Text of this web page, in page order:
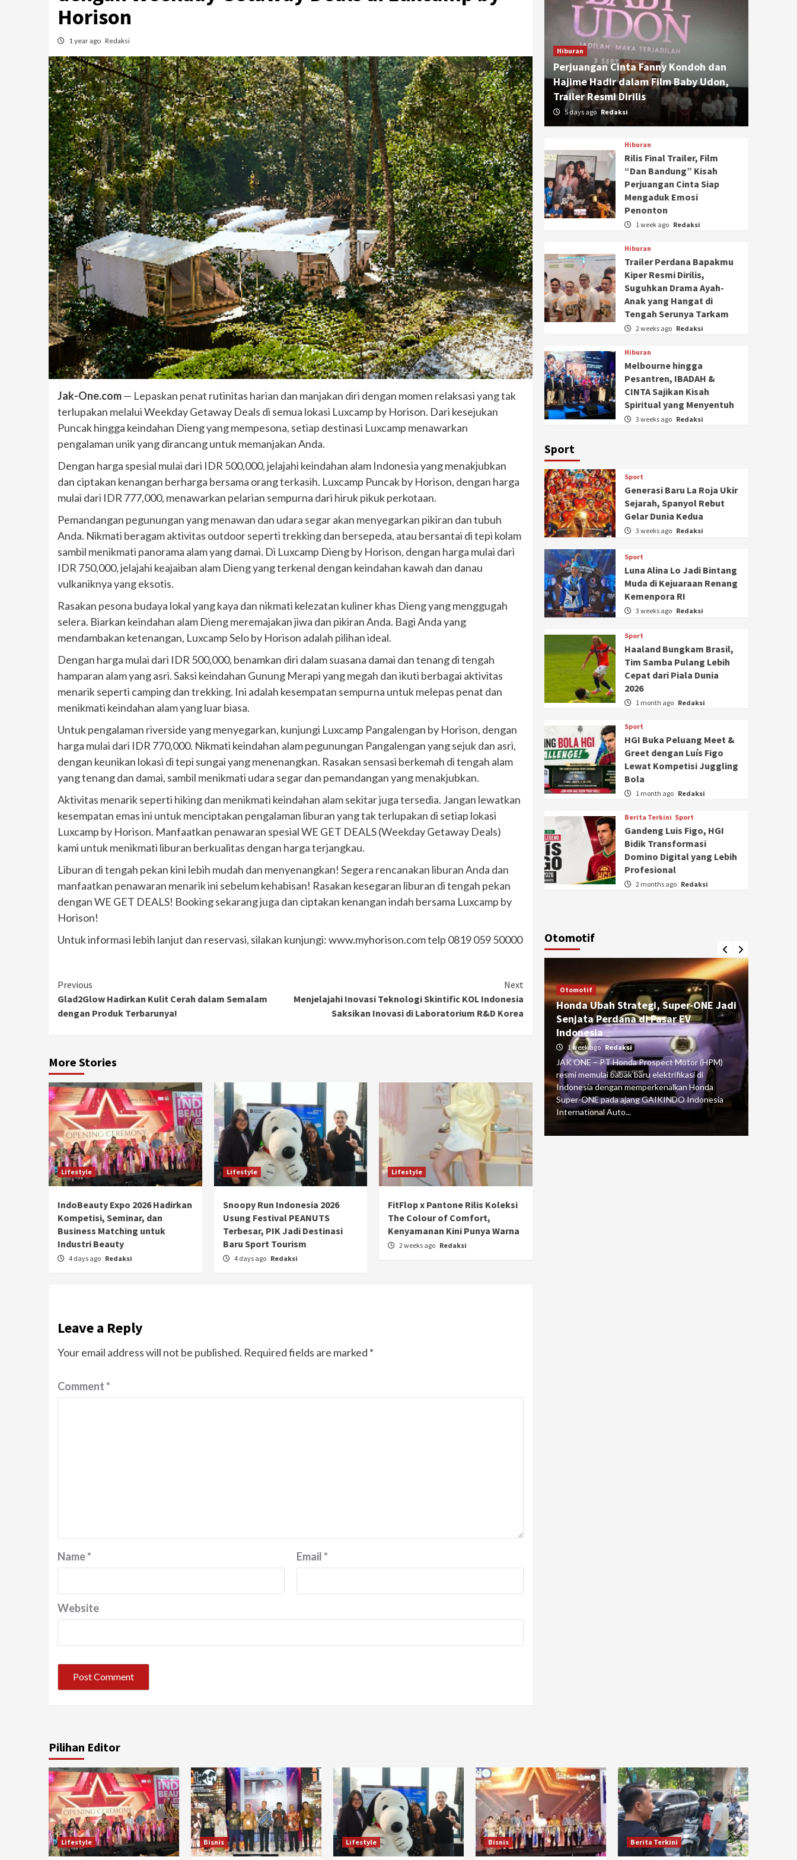
Horison
1 year ago Redaksi
Jak-One.com— Lepaskan penat rutinitas harian dan manjakan diri dengan momen relaksasi yang tak
terlupakan melalui Weekday Getaway Deals di semua lokasi Luxcamp by Horison. Dari kesejukan
Puncak hingga keindahan Dieng yang mempesona, setiap destinasi Luxcamp menawarkan
pengalaman unik yang dirancang untuk memanjakan Anda.
Dengan harga spesial mulai dari IDR 500,000, jelajahi keindahan alam Indonesia yang menakjubkan
dan ciptakan kenangan berharga bersama orang terkasih. Luxcamp Puncak by Horison, dengan harga
mulai dari IDR 777,000, menawarkan pelarian sempurna dari hiruk pikuk perkotaan.
Pemandangan pegunungan yang menawan dan udara segar akan menyegarkan pikiran dan tubuh
Anda. Nikmati beragam aktivitas outdoor seperti trekking dan bersepeda, atau bersantai di tepi kolam
sambil menikmati panorama alam yang damai. Di Luxcamp Dieng by Horison, dengan harga mulai dari
IDR 750,000, jelajahi keajaiban alam Dieng yang terkenal dengan keindahan kawah dan danau
vulkaniknya yang eksotis.
Rasakan pesona budaya lokal yang kaya dan nikmati kelezatan kuliner khas Dieng yang menggugah
selera. Biarkan keindahan alam Dieng meremajakan jiwa dan pikiran Anda. Bagi Anda yang
mendambakan ketenangan, Luxcamp Selo by Horison adalah pilihan ideal.
Dengan harga mulai dari IDR 500,000, benamkan diri dalam suasana damai dan tenang di tengah
hamparan alam yang asri. Saksi keindahan Gunung Merapi yang megah dan ikuti berbagai aktivitas
menarik seperti camping dan trekking. Ini adalah kesempatan sempurna untuk melepas penat dan
menikmati keindahan alam yang luar biasa.
Untuk pengalaman riverside yang menyegarkan, kunjungi Luxcamp Pangalengan by Horison, dengan
harga mulai dari IDR 770,000. Nikmati keindahan alam pegunungan Pangalengan yang sejuk dan asri,
dengan keunikan lokasi di tepi sungai yang menenangkan. Rasakan sensasi berkemah di tengah alam
yang tenang dan damai, sambil menikmati udara segar dan pemandangan yang menakjubkan.
Aktivitas menarik seperti hiking dan menikmati keindahan alam sekitar juga tersedia. Jangan lewatkan
kesempatan emas ini untuk menciptakan pengalaman liburan yang tak terlupakan di setiap lokasi
Luxcamp by Horison. Manfaatkan penawaran spesial WE GET DEALS (Weekday Getaway Deals)
kami untuk menikmati liburan berkualitas dengan harga terjangkau.
Liburan di tengah pekan kini lebih mudah dan menyenangkan! Segera rencanakan liburan Anda dan
manfaatkan penawaran menarik ini sebelum kehabisan! Rasakan kesegaran liburan di tengah pekan
dengan WE GET DEALS! Booking sekarang juga dan ciptakan kenangan indah bersama Luxcamp by
Horison!
Untuk informasi lebih lanjut dan reservasi, silakan kunjungi: www.myhorison.com telp 0819 059 50000
Continue
Reading
Previous
Glad2Glow Hadirkan Kulit Cerah dalam Semalam
dengan Produk Terbarunya!
Next
Menjelajahi Inovasi Teknologi Skintific KOL Indonesia
Saksikan Inovasi di Laboratorium R&D Korea
More Stories
Lifestyle
IndoBeauty Expo 2026 Hadirkan
Kompetisi, Seminar, dan
Business Matching untuk
Industri Beauty
4 days ago Redaksi
Lifestyle
Snoopy Run Indonesia 2026
Usung Festival PEANUTS
Terbesar, PIK Jadi Destinasi
Baru Sport Tourism
4 days ago Redaksi
Lifestyle
FitFlop x Pantone Rilis Koleksi
The Colour of Comfort,
Kenyamanan Kini Punya Warna
2 weeks ago Redaksi
Leave a Reply
Your email address will not be published. Required fields are marked *
Comment*
Name* Email*
Website
Hiburan
Perjuangan Cinta Fanny Kondoh dan
Hajime Hadir dalam Film Baby Udon,
Trailer Resmi Dirilis
5 days ago Redaksi
Hiburan
Rilis Final Trailer, Film
“Dan Bandung” Kisah
Perjuangan Cinta Siap
Mengaduk Emosi
Penonton
1 week ago Redaksi
Hiburan
Trailer Perdana Bapakmu
Kiper Resmi Dirilis,
Suguhkan Drama Ayah-
Anak yang Hangat di
Tengah Serunya Tarkam
2 weeks ago Redaksi
Hiburan
Melbourne hingga
Pesantren, IBADAH &
CINTA Sajikan Kisah
Spiritual yang Menyentuh
3 weeks ago Redaksi
Sport
Sport
Generasi Baru La Roja Ukir
Sejarah, Spanyol Rebut
Gelar Dunia Kedua
3 weeks ago Redaksi
Sport
Luna Alina Lo Jadi Bintang
Muda di Kejuaraan Renang
Kemenpora RI
3 weeks ago Redaksi
Sport
Haaland Bungkam Brasil,
Tim Samba Pulang Lebih
Cepat dari Piala Dunia
2026
1 month ago Redaksi
Sport
HGI Buka Peluang Meet &
Greet dengan Luís Figo
Lewat Kompetisi Juggling
Bola
1 month ago Redaksi
Berita Terkini Sport
Gandeng Luis Figo, HGI
Bidik Transformasi
Domino Digital yang Lebih
Profesional
2 months ago Redaksi
Otomotif
Otomotif
Ducati Collezione 100 Debut di
Collezione 100, sebuah koleksi motor edisi
terbatas yang mengangkat kembali sejumlah
livery paling...
Otomotif
Honda Ubah Strategi, Super-ONE Jadi
Senjata Perdana di Pasar EV
Indonesia
1 week ago Redaksi
JAK ONE – PT Honda Prospect Motor (HPM)
resmi memulai babak baru elektrifikasi di
Indonesia dengan memperkenalkan Honda
Super-ONE pada ajang GAIKINDO Indonesia
International Auto...
Pilihan Editor
Lifestyle Bisnis Lifestyle Bisnis Berita Terkini